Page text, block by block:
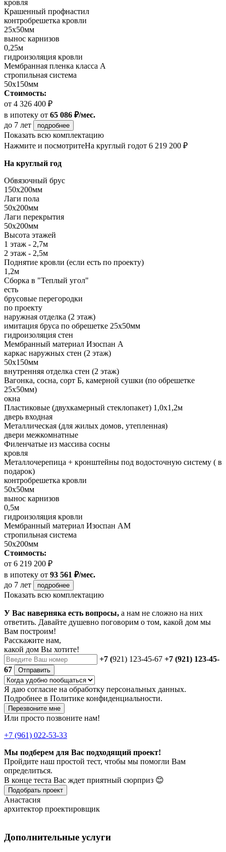
кровля
Крашенный профнастил
контробрешетка кровли
25х50мм
вынос карнизов
0,25м
гидроизоляция кровли
Мембранная пленка класса А
стропильная система
50х150мм
Стоимость:
от 4 326 400 ₽
в ипотеку от 65 086 ₽/мес.
до 7 лет
подробнее
Показать всю комплектацию
Нажмите и посмотритеНа круглый годот 6 219 200 ₽
На круглый год
Обвязочный брус
150х200мм
Лаги пола
50х200мм
Лаги перекрытия
50х200мм
Высота этажей
1 этаж - 2,7м
2 этаж - 2,5м
Поднятие кровли (если есть по проекту)
1,2м
Сборка в "Теплый угол"
есть
брусовые перегородки
по проекту
наружная отделка (2 этаж)
имитация бруса по обрешетке 25х50мм
гидроизоляция стен
Мембранный материал Изоспан А
каркас наружных стен (2 этаж)
50х150мм
внутренняя отделка стен (2 этаж)
Вагонка, сосна, сорт Б, камерной сушки (по обрешетке
25х50мм)
окна
Пластиковые (двухкамерный стеклопакет) 1,0х1,2м
дверь входная
Металлическая (для жилых домов, утепленная)
двери межкомнатные
Филенчатые из массива сосны
кровля
Металлочерепица + кронштейны под водосточную систему ( в
подарок)
контробрешетка кровли
50х50мм
вынос карнизов
0,5м
гидроизоляция кровли
Мембранный материал Изоспан АМ
стропильная система
50х200мм
Стоимость:
от 6 219 200 ₽
в ипотеку от 93 561 ₽/мес.
до 7 лет
подробнее
Показать всю комплектацию
У Вас наверняка есть вопросы, а нам не сложно на них
ответить. Давайте душевно поговорим о том, какой дом мы
Вам построим!
Расскажите нам,
какой дом Вы хотите!
+7 (921) 123-45-67 +7 (921) 123-45-
67
Отправить
Я даю согласие на обработку персональных данных.
Подробнее в Политике конфиденциальности.
Перезвоните мне
Или просто позвоните нам!
+7 (961) 022-53-33
Мы подберем для Вас подходящий проект!
Пройдите наш простой тест, чтобы мы помогли Вам
определиться.
В конце теста Вас ждет приятный сюрприз 😊
Подобрать проект
Анастасия
архитектор проектировщик
Дополнительные услуги